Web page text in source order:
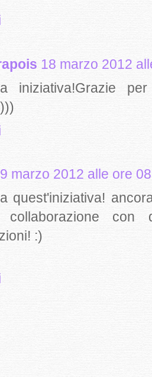
18 marzo 2012
iniziativa!Grazie
marzo 2012 alle ore
quest'iniziativa!
con
:)